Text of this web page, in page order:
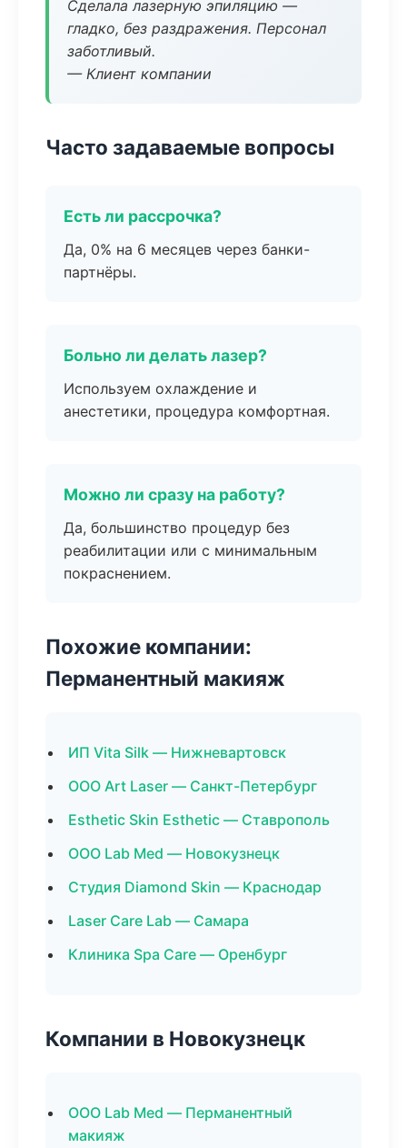
Сделала лазерную эпиляцию —
гладко, без раздражения. Персонал
заботливый.
— Клиент компании
Часто задаваемые вопросы
Есть ли рассрочка?
Да, 0% на 6 месяцев через банки-
партнёры.
Больно ли делать лазер?
Используем охлаждение и
анестетики, процедура комфортная.
Можно ли сразу на работу?
Да, большинство процедур без
реабилитации или с минимальным
покраснением.
Похожие компании:
Перманентный макияж
ИП Vita Silk — Нижневартовск
ООО Art Laser — Санкт-Петербург
Esthetic Skin Esthetic — Ставрополь
ООО Lab Med — Новокузнецк
Студия Diamond Skin — Краснодар
Laser Care Lab — Самара
Клиника Spa Care — Оренбург
Компании в Новокузнецк
ООО Lab Med — Перманентный
макияж